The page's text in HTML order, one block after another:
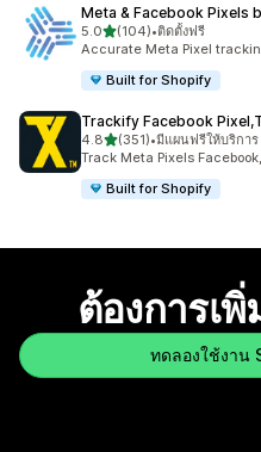
Meta & Facebook Pixels
5.0เต็ม 5 ดาว
(104)
ทั้งหมด 104 รีวิว
•ติดตั้งฟรี
Accurate Meta Pixel
Built for Shopify
Trackify Facebook
4.8เต็ม 5 ดาว
(351)
ทั้งหมด 351 รีวิว
•มีแผนฟรีให้บริการ
Track Meta Pixels
Built for Shopify
ต้องการเ
ทดลองใช้งาน